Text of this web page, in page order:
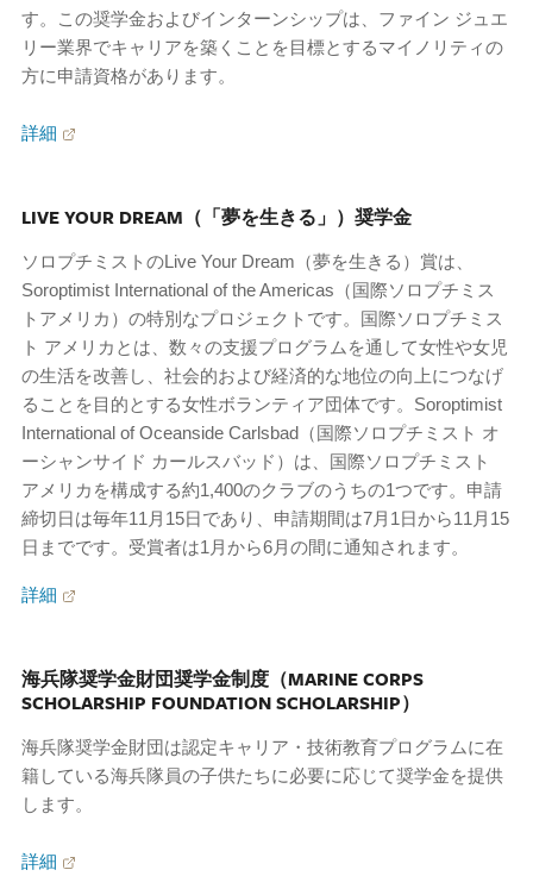
す。この奨学金およびインターンシップは、ファイン ジュエ
リー業界でキャリアを築くことを目標とするマイノリティの
方に申請資格があります。
詳細
LIVE YOUR DREAM（「夢を生きる」）奨学金
ソロプチミストのLive Your Dream（夢を生きる）賞は、
Soroptimist International of the Americas（国際ソロプチミス
トアメリカ）の特別なプロジェクトです。国際ソロプチミス
ト アメリカとは、数々の支援プログラムを通して女性や女児
の生活を改善し、社会的および経済的な地位の向上につなげ
ることを目的とする女性ボランティア団体です。Soroptimist
International of Oceanside Carlsbad（国際ソロプチミスト オ
ーシャンサイド カールスバッド）は、国際ソロプチミスト
アメリカを構成する約1,400のクラブのうちの1つです。申請
締切日は毎年11月15日であり、申請期間は7月1日から11月15
日までです。受賞者は1月から6月の間に通知されます。
詳細
海兵隊奨学金財団奨学金制度（MARINE CORPS
SCHOLARSHIP FOUNDATION SCHOLARSHIP）
海兵隊奨学金財団は認定キャリア・技術教育プログラムに在
籍している海兵隊員の子供たちに必要に応じて奨学金を提供
します。
詳細